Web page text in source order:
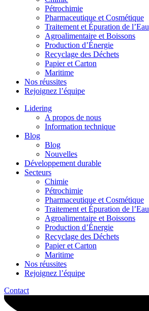
Pétrochimie
Pharmaceutique et Cosmétique
Traitement et Épuration de l’Eau
Agroalimentaire et Boissons
Production d’Énergie
Recyclage des Déchets
Papier et Carton
Maritime
Nos réussites
Rejoignez l’équipe
Lidering
A propos de nous
Information technique
Blog
Blog
Nouvelles
Développement durable
Secteurs
Chimie
Pétrochimie
Pharmaceutique et Cosmétique
Traitement et Épuration de l’Eau
Agroalimentaire et Boissons
Production d’Énergie
Recyclage des Déchets
Papier et Carton
Maritime
Nos réussites
Rejoignez l’équipe
Contact